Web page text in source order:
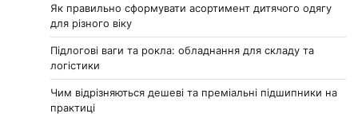
Як правильно сформувати асортимент дитячого одягу
для різного віку
Підлогові ваги та рокла: обладнання для складу та
логістики
Чим відрізняються дешеві та преміальні підшипники на
практиці